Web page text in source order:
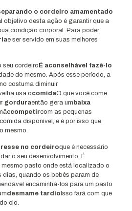
o cordeiro amamentado
objetivo desta ação é garantir que a
condição corporal. Para poder
e ser servido em suas melhores
seu cordeiro É aconselhável fazê-lo
do mesmo. Após esse período, a
costuma diminuir
usa ocomidaO que você come
gorduraentão gera um baixa
competircom as pequenas
disponível, e é por isso que
mesmo.
no cordeiroque é necessário
o seu desenvolvimento. É
pasto onde está localizado o
dias, quando os bebês param de
encaminhá-los para um pasto
desmame tardio Isso fará com que
cio.